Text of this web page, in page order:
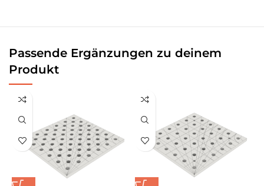
Passende Ergänzungen zu deinem
Produkt